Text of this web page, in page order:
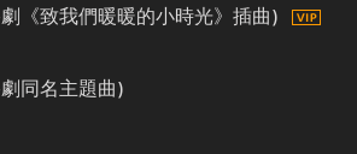
《致我們暖暖的小時光》插曲)
同名主題曲)